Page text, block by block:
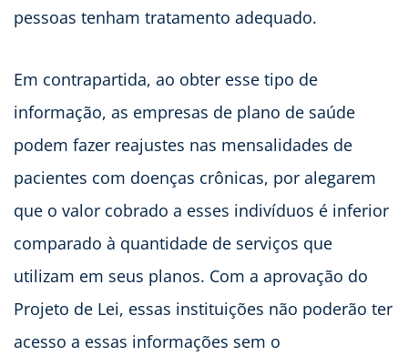
pessoas tenham tratamento adequado.
Em contrapartida, ao obter esse tipo de
informação, as empresas de plano de saúde
podem fazer reajustes nas mensalidades de
pacientes com doenças crônicas, por alegarem
que o valor cobrado a esses indivíduos é inferior
comparado à quantidade de serviços que
utilizam em seus planos. Com a aprovação do
Projeto de Lei, essas instituições não poderão ter
acesso a essas informações sem o